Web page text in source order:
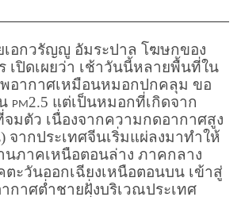
เอกวรัญญู อัมระปาล โฆษกของ
เปิดเผยว่า เช้าวันนี้หลายพื้นที่ใน
อากาศเหมือนหมอกปกคลุม ขอ
PM 2.5 แต่เป็นหมอกที่เกิดจาก
มตัว เนื่องจากความกดอากาศสูง
จากประเทศจีนเริ่มแผ่ลงมาทำให้
นภาคเหนือตอนล่าง ภาคกลาง
ะวันออกเฉียงเหนือตอนบน เข้าสู่
กาศต่ำชายฝั่งบริเวณประเทศ